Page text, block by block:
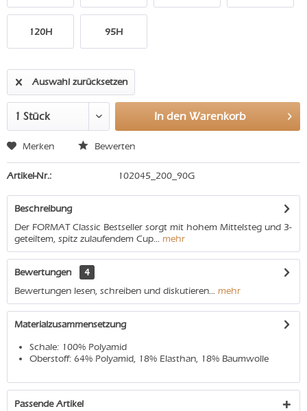
120H 95H
Auswahl zurücksetzen
In den Warenkorb
Merken Bewerten
Artikel-Nr.: 102045_200_90G
Beschreibung
Der FORMAT Classic Bestseller sorgt mit hohem Mittelsteg und 3-
geteiltem, spitz zulaufendem Cup... mehr
Bewertungen
4
Bewertungen lesen, schreiben und diskutieren... mehr
Materialzusammensetzung
Schale: 100% Polyamid
Oberstoff: 64% Polyamid, 18% Elasthan, 18% Baumwolle
Passende Artikel